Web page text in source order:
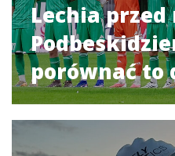
Lechia przed
porównać to